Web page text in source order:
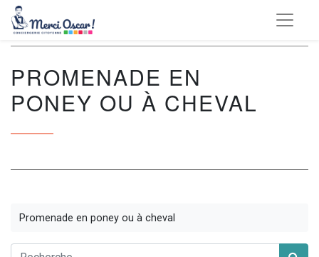
PROMENADE EN
PONEY OU À CHEVAL
Promenade en poney ou à cheval